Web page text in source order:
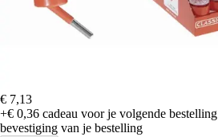
€ 7,13
+€ 0,36 cadeau voor je volgende bestelling
bevestiging van je bestelling